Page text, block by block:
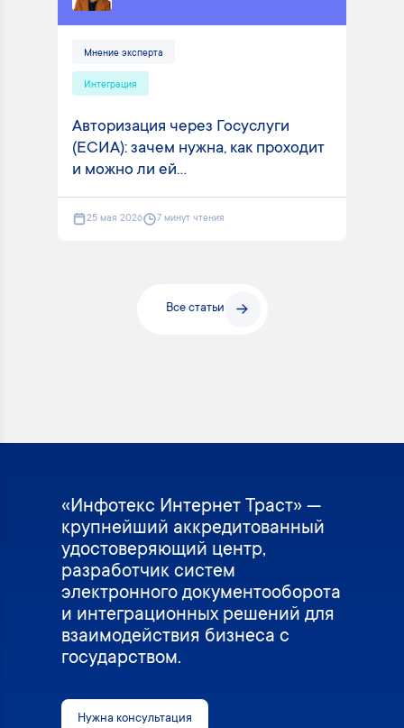
Мнение эксперта
Интеграция
Авторизация через Госуслуги
(ЕСИА): зачем нужна, как проходит
и можно ли ей...
25 мая 2026 7 минут чтения
Все статьи
«Инфотекс Интернет Траст» —
крупнейший аккредитованный
удостоверяющий центр,
разработчик систем
электронного документооборота
и интеграционных решений для
взаимодействия бизнеса с
государством.
Нужна консультация